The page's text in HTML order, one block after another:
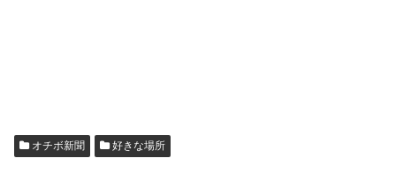
オチボ新聞 好きな場所